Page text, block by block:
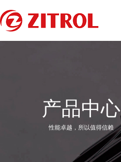
产品中心
性能卓越，所以值得信赖